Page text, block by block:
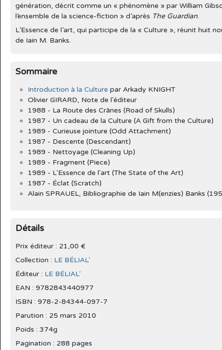
génération, décrit comme un « phénomène » par William
l’ensemble de la science-fiction » d’après The Guardian.
L’Essence de l’art, qui participe de la « Culture », réunit huit
de Iain M. Banks.
Sommaire
Introduction à la Culture par Arkady KNIGHT
Olivier GIRARD, Note de l'éditeur
1988 - La Route des Crânes (Road of Skulls)
1987 - Un cadeau de la Culture (A Gift from the Culture)
1989 - Curieuse jointure (Odd Attachment)
1987 - Descente (Descendant)
1989 - Nettoyage (Cleaning Up)
1989 - Fragment (Piece)
1989 - L'Essence de l'art (The State of the Art)
1987 - Éclat (Scratch)
Alain SPRAUEL, Bibliographie de Iain M(enzies) Banks
Détails
Prix éditeur : 21,00 €
Collection : LE BÉLIAL'
Éditeur : LE BÉLIAL'
EAN : 9782843440977
ISBN : 978-2-84344-097-7
Parution : 25 mars 2010
Poids : 374g
Pagination : 288 pages